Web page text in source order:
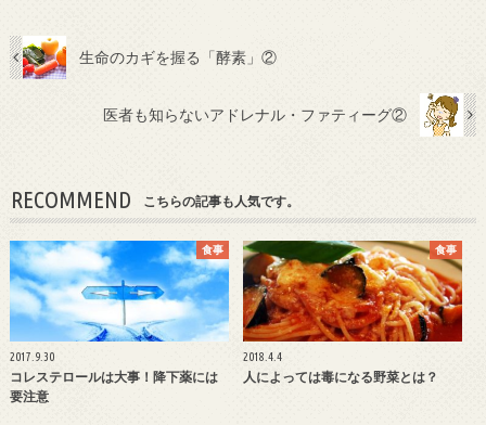
生命のカギを握る「酵素」②
医者も知らないアドレナル・ファティーグ②
RECOMMEND こちらの記事も人気です。
食事
2017.9.30
コレステロールは大事！降下薬には
要注意
食事
2018.4.4
人によっては毒になる野菜とは？